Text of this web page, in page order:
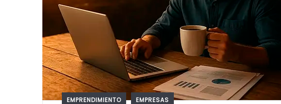
EMPRENDIMIENTO EMPRESAS